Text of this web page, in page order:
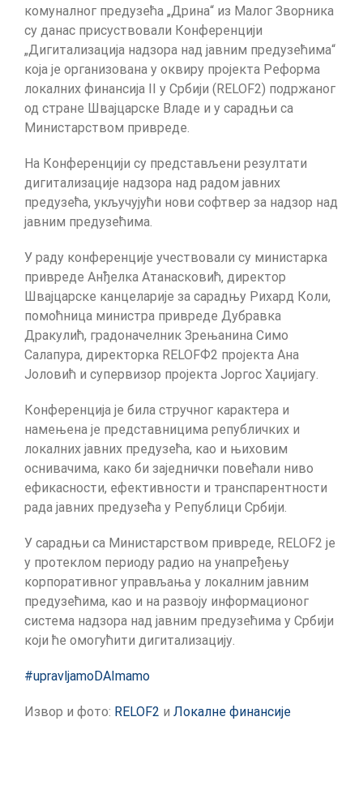
над
јавним
предузећима“
комуналног предузећа „Дрина“ из Малог Зворника
су данас присуствовали Конференцији
„Дигитализација надзора над јавним предузећима“
која је организована у оквиру пројекта Реформа
локалних финансија II у Србији (RELOF2) подржаног
од стране Швајцарске Владе и у сарадњи са
Министарством привреде.
На Конференцији су представљени резултати
дигитализације надзора над радом јавних
предузећа, укључујући нови софтвер за надзор над
јавним предузећима.
У раду конференције учествовали су министарка
привреде Анђелка Атанасковић, директор
Швајцарске канцеларије за сарадњу Рихард Коли,
помоћница министра привреде Дубравка
Дракулић, градоначелник Зрењанина Симо
Салапура, директорка RELOFФ2 пројекта Ана
Јоловић и супервизор пројекта Јоргос Хаџијагу.
Конференција је била стручног карактера и
намењена је представницима републичких и
локалних јавних предузећа, као и њиховим
оснивачима, како би заједнички повећали ниво
ефикасности, ефективности и транспарентности
рада јавних предузећа у Републици Србији.
У сарадњи са Министарством привреде, RELOF2 је
у протеклом периоду радио на унапређењу
корпоративног управљања у локалним јавним
предузећима, као и на развоју информационог
система надзора над јавним предузећима у Србији
који ће омогућити дигитализацију.
#upravljamoDAImamo
Извор и фото: RELOF2 и Локалне финансије